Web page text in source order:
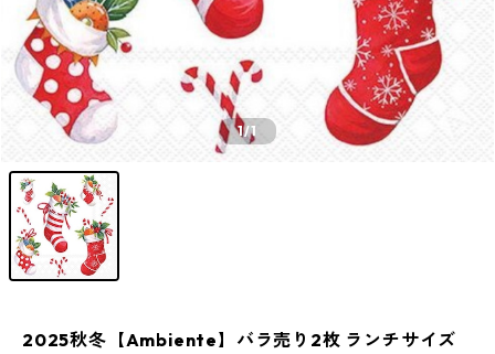
1/1
2025秋冬【Ambiente】バラ売り2枚 ランチサイズ